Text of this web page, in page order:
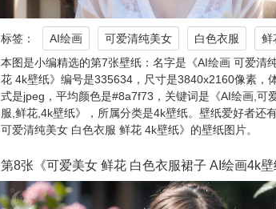
标签： AI绘画 可爱清纯美女 白色衣服 鲜
本图是小编精选的第7张壁纸：名字是《AI绘画 可爱清
花 4k壁纸》编号是335634，尺寸是3840x2160像素，
式是jpeg，平均颜色是#8a7f73，关键词是《AI绘画,可
服,鲜花,4k壁纸》，所属分类是4k壁纸。壁纸爱好者还
可爱清纯美女 白色衣服 鲜花 4k壁纸》的壁纸图片。
第8张《可爱美女 鲜花 白色衣服裙子 AI绘画4k壁